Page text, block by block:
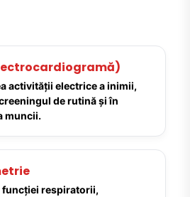
activității electrice a inimii,
de rutină și în
muncii.
funcției respiratorii,